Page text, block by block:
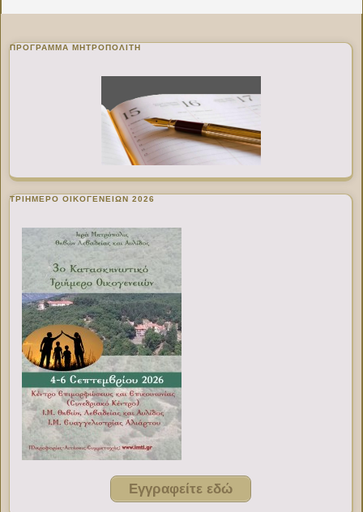
ΠΡΌΓΡΑΜΜΑ ΜΗΤΡΟΠΟΛΊΤΗ
ΤΡΙΗΜΕΡΟ ΟΙΚΟΓΕΝΕΙΩΝ 2026
Εγγραφείτε εδώ